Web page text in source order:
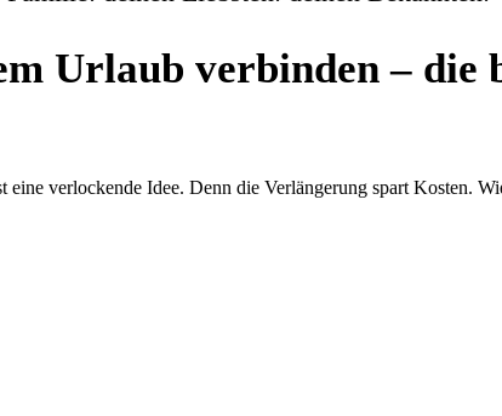
Urlaub verbinden – die
verlockende Idee. Denn die Verlängerung spart Kosten.